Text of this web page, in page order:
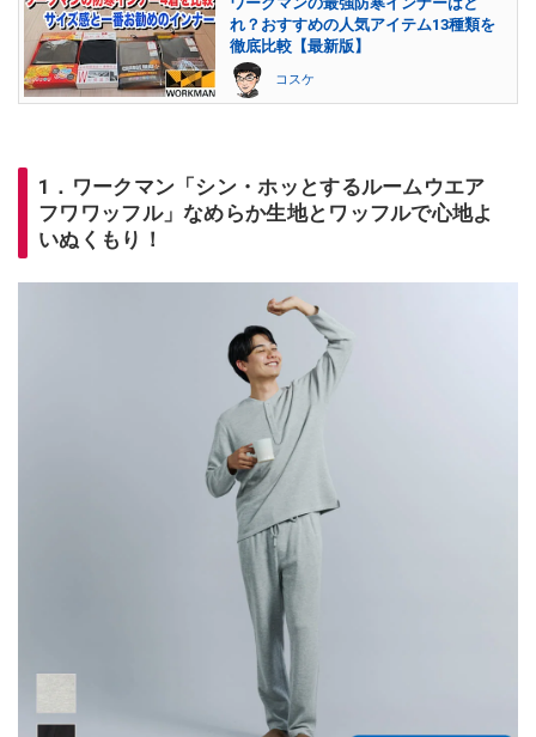
れ？おすすめの人気アイテム13種類を
徹底比較【最新版】
コスケ
1．ワークマン「シン・ホッとするルームウエア
フワワッフル」なめらか生地とワッフルで心地よ
いぬくもり！